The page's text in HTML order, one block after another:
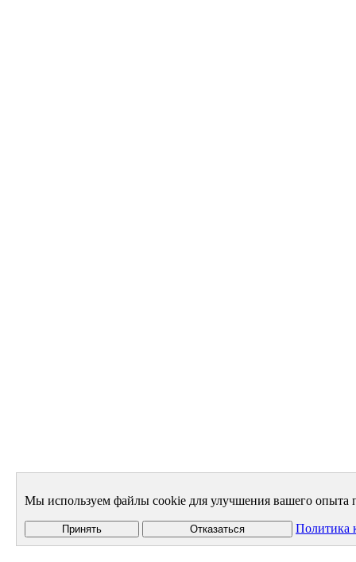
Мы используем файлы cookie для улучшения вашего опыта
Принять Отказаться Политика